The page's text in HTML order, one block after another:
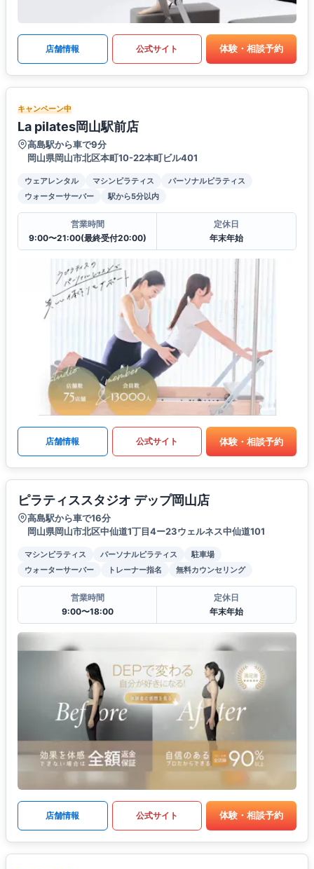
店舗情報 公式サイト 体験・相談予約
キャンペーン中
La pilates岡山駅前店
高島駅から車で9分
岡山県岡山市北区本町10-22本町ビル401
ウェアレンタル マシンピラティス
パーソナルピラティス
ウォーターサーバー
駅から5分以内
営業時間
9:00〜21:00(最終受付20:00)
定休日
年末年始
店舗情報 公式サイト 体験・相談予約
ピラティススタジオ デップ岡山店
高島駅から車で16分
岡山県岡山市北区中仙道1丁目4ー23ウェルネス中仙道101
マシンピラティス パーソナルピラティス
駐車場
ウォーターサーバー
トレーナー指名 無料カウンセリング
営業時間
9:00〜18:00
定休日
年末年始
店舗情報 公式サイト 体験・相談予約